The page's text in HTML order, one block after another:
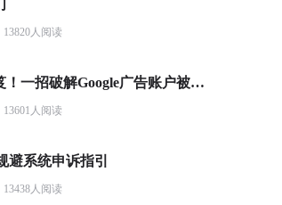
13820人阅读
申诉秘笈！一招破解Google广告账户被封难题
13601 人阅读
避系统申诉指引
13438人阅读